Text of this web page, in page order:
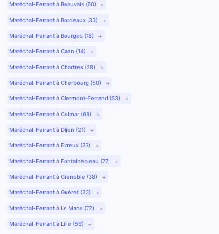
Maréchal-Ferrant à Beauvais (60)
Maréchal-Ferrant à Bordeaux (33)
Maréchal-Ferrant à Bourges (18)
Maréchal-Ferrant à Caen (14)
Maréchal-Ferrant à Chartres (28)
Maréchal-Ferrant à Cherbourg (50)
Maréchal-Ferrant à Clermont-Ferrand (63)
Maréchal-Ferrant à Colmar (68)
Maréchal-Ferrant à Dijon (21)
Maréchal-Ferrant à Evreux (27)
Maréchal-Ferrant à Fontainebleau (77)
Maréchal-Ferrant à Grenoble (38)
Maréchal-Ferrant à Guéret (23)
Maréchal-Ferrant à Le Mans (72)
Maréchal-Ferrant à Lille (59)